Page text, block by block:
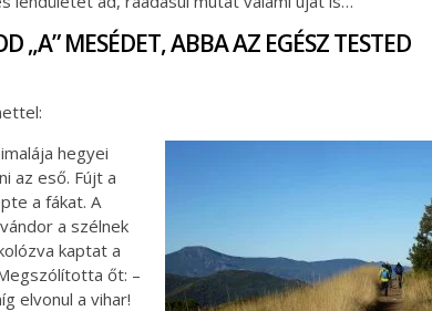
„A” MESÉDET, ABBA AZ EGÉSZ TESTED
hegyei
az eső. Fújt a
a fákat. A
a szélnek
kaptat a
őt: –
elvonul a vihar!